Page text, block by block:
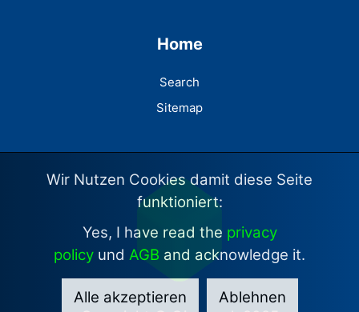
Home
Search
Sitemap
Wir Nutzen Cookies damit diese Seite
funktioniert:
Yes, I have read the privacy
policy und AGB and acknowledge it.
Alle akzeptieren Ablehnen